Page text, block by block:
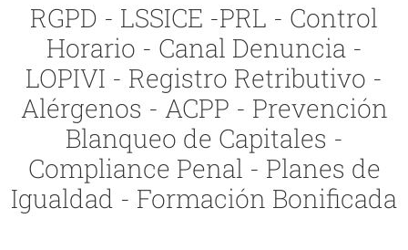
RGPD - LSSICE -PRL - Control
Horario - Canal Denuncia -
LOPIVI - Registro Retributivo -
Alérgenos - ACPP - Prevención
Blanqueo de Capitales -
Compliance Penal - Planes de
Igualdad - Formación Bonificada